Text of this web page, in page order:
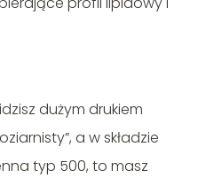
dużym drukiem
a w składzie
typ 500, to masz